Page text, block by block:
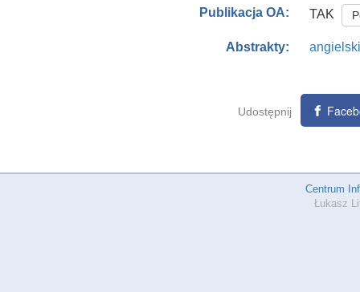
Publikacja OA: TAK
Abstrakty: angielski
Udostępnij
Centrum
Łukasz